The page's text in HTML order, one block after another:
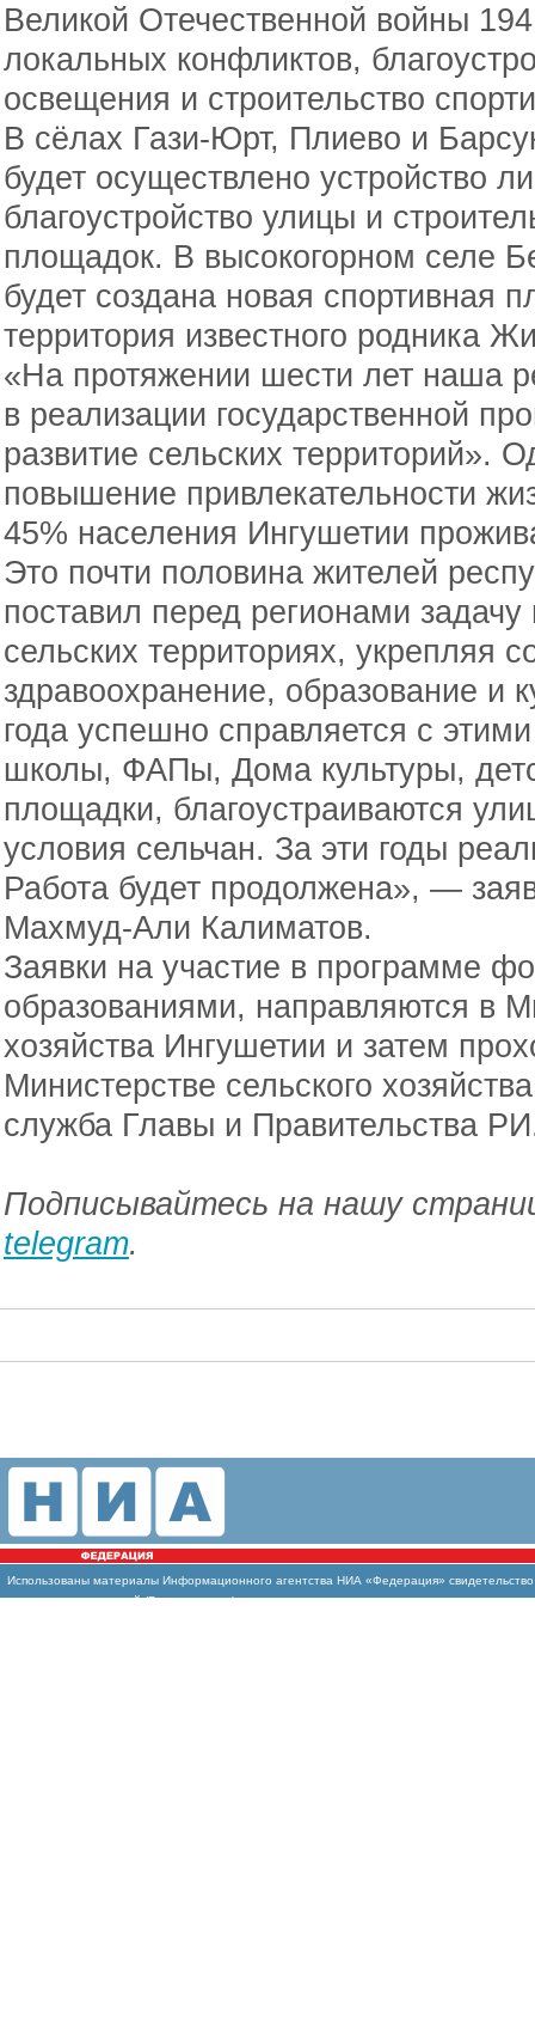
Великой Отечественной войны
локальных конфликтов,
освещения и строительство
В сёлах Гази-Юрт, Плиево и
будет осуществлено устройство
благоустройство улицы и
площадок. В высокогорном селе
будет создана новая спортивная
территория известного родника
«На протяжении шести лет наша
в реализации государственной
развитие сельских территорий».
повышение привлекательности
45% населения Ингушетии
Это почти половина жителей
поставил перед регионами
сельских территориях, укрепляя
здравоохранение, образование и
года успешно справляется с
школы, ФАПы, Дома культуры,
площадки, благоустраиваются
условия сельчан. За эти годы
Работа будет продолжена», —
Махмуд-Али Калиматов.
Заявки на участие в программе
образованиями, направляются в
хозяйства Ингушетии и затем
Министерстве сельского
служба Главы и Правительства
Подписывайтесь на нашу
telegram.
Использованы материалы Информационного агентства НИА «Федерация»
массовых коммуникаций (Роскомнадзор)